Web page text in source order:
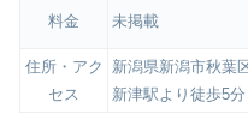
料金 未掲載
住所・アク
セス
新潟県新潟市秋葉
新津駅より徒歩5分